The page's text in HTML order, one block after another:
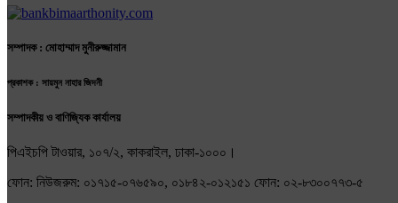
সম্পাদক : মোহাম্মাদ মুনীরুজ্জামান
প্রকাশক : সায়মুন নাহার জিদনী
সম্পাদকীয় ও বাণিজ্যিক কার্যালয়
পিএইচপি টাওয়ার, ১০৭/২, কাকরাইল, ঢাকা-১০০০।
ফোন: নিউজরুম: ০১৭১৫-০৭৬৫৯০, ০১৮৪২-০১২১৫১ ফোন: ০২-৮৩০০৭৭৩-৫